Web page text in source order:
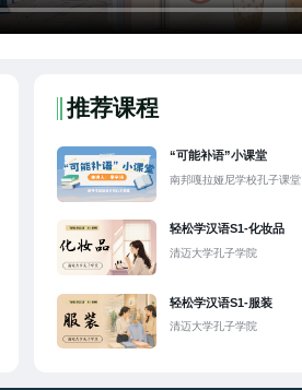
推荐课程
“可能补语”小课堂
南邦嘎拉娅尼学校孔子课堂
轻松学汉语S1-化妆品
清迈大学孔子学院
轻松学汉语S1-服装
清迈大学孔子学院